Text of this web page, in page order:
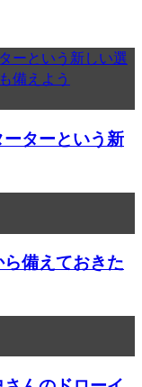
ターという新
備えておきた